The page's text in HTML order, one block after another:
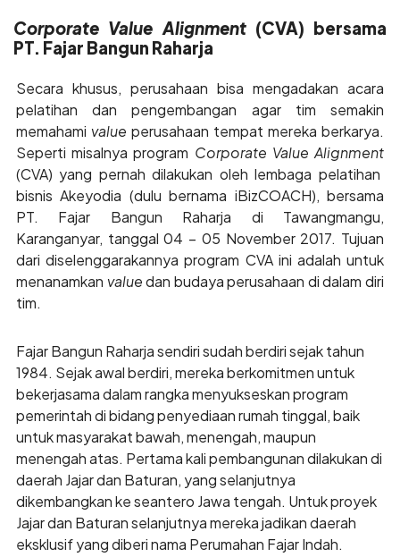
Corporate Value Alignment(CVA) bersama
PT. Fajar Bangun Raharja
Secara khusus, perusahaan bisa mengadakan acara
pelatihan dan pengembangan agar tim semakin
memahami value perusahaan tempat mereka berkarya.
Seperti misalnya program Corporate Value Alignment
(CVA) yang pernah dilakukan oleh lembaga pelatihan
bisnis Akeyodia (dulu bernama iBizCOACH), bersama
PT. Fajar Bangun Raharja di Tawangmangu,
Karanganyar, tanggal 04 – 05 November 2017. Tujuan
dari diselenggarakannya program CVA ini adalah untuk
menanamkan valuedan budaya perusahaan di dalam diri
tim.
Fajar Bangun Raharja sendiri sudah berdiri sejak tahun
1984. Sejak awal berdiri, mereka berkomitmen untuk
bekerjasama dalam rangka menyukseskan program
pemerintah di bidang penyediaan rumah tinggal, baik
untuk masyarakat bawah, menengah, maupun
menengah atas. Pertama kali pembangunan dilakukan di
daerah Jajar dan Baturan, yang selanjutnya
dikembangkan ke seantero Jawa tengah. Untuk proyek
Jajar dan Baturan selanjutnya mereka jadikan daerah
eksklusif yang diberi nama Perumahan Fajar Indah.